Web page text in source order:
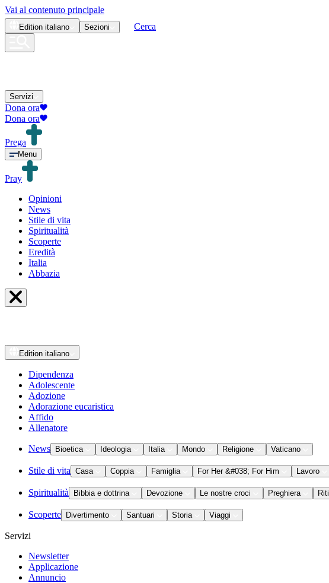
Vai al contenuto principale
Edition italiano Sezioni Cerca
Servizi
Dona ora
Dona ora
Prega
Menu
Pray
Opinioni
News
Stile di vita
Spiritualità
Scoperte
Eredità
Italia
Abbazia
Edition italiano
Dipendenza
Adolescente
Adozione
Adorazione eucaristica
Affido
Allenatore
News Bioetica Ideologia Italia Mondo Religione Vaticano
Stile di vita Casa Coppia Famiglia For Her &#038; For Him Lavoro
Spiritualità Bibbia e dottrina Devozione Le nostre croci Preghiera Riti
Scoperte Divertimento Santuari Storia Viaggi
Servizi
Newsletter
Applicazione
Annuncio